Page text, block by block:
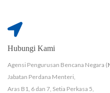
Hubungi Kami
Agensi Pengurusan Bencana Negara (
Jabatan Perdana Menteri,
Aras B1, 6 dan 7, Setia Perkasa 5,